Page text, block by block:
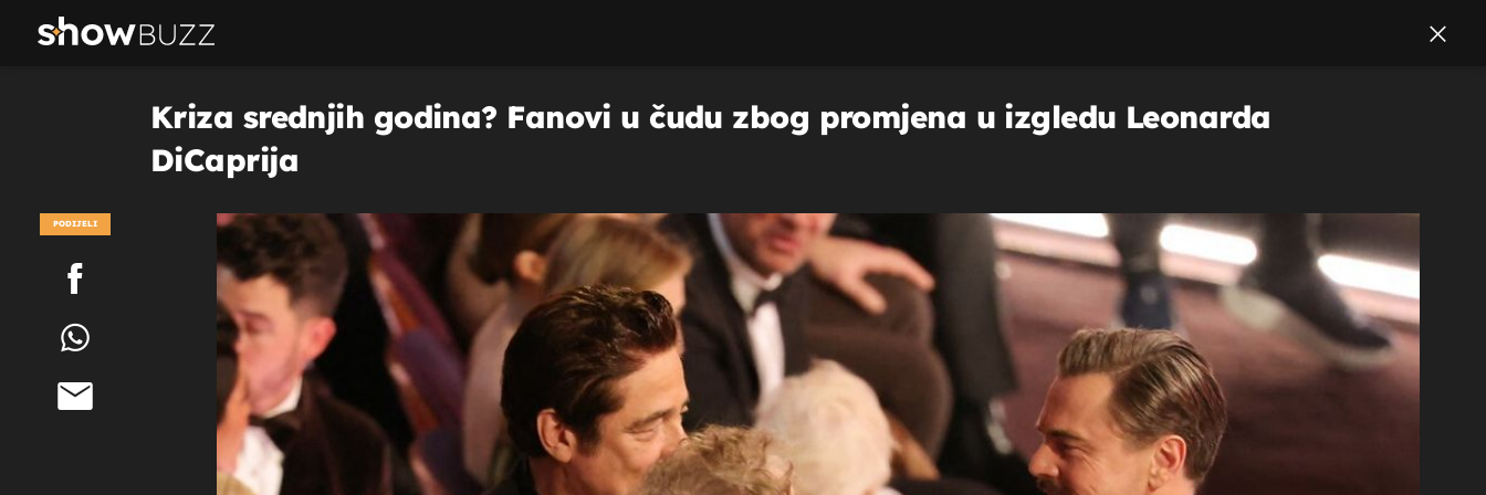
Kriza srednjih godina? Fanovi u čudu zbog promjena u izgledu Leonarda
DiCaprija
PODIJELI
POGLEDAJ